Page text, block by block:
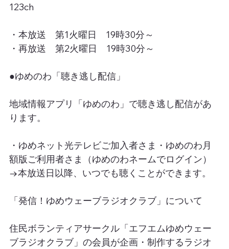
123ch
・本放送　第1火曜日　19時30分～
・再放送　第2火曜日　19時30分～
●ゆめのわ「聴き逃し配信」
地域情報アプリ「ゆめのわ」で聴き逃し配信があ
ります。
・ゆめネット光テレビご加入者さま・ゆめのわ月
額版ご利用者さま（ゆめのわネームでログイン）
→本放送日以降、いつでも聴くことができます。
「発信！ゆめウェーブラジオクラブ」について
住民ボランティアサークル「エフエムゆめウェー
ブラジオクラブ」の会員が企画・制作するラジオ